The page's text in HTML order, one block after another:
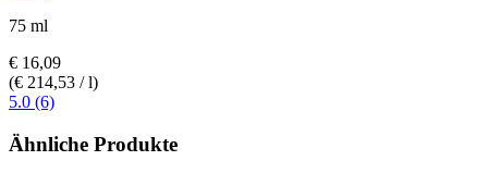
75 ml
€ 16,09
(€ 214,53 / l)
5.0 (6)
Ähnliche Produkte